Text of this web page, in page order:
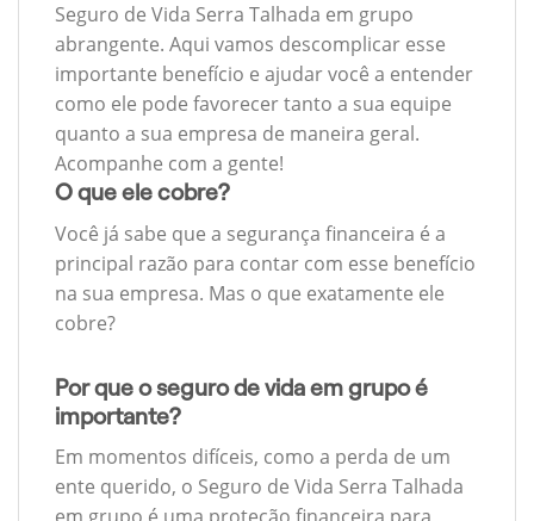
Seguro de Vida Serra Talhada em grupo
abrangente. Aqui vamos descomplicar esse
importante benefício e ajudar você a entender
como ele pode favorecer tanto a sua equipe
quanto a sua empresa de maneira geral.
Acompanhe com a gente!
O que ele cobre?
Você já sabe que a segurança financeira é a
principal razão para contar com esse benefício
na sua empresa. Mas o que exatamente ele
cobre?
Por que o seguro de vida em grupo é
importante?
Em momentos difíceis, como a perda de um
ente querido, o Seguro de Vida Serra Talhada